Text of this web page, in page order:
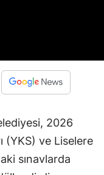
2026
(YKS) ve Liselere
sınavlarda